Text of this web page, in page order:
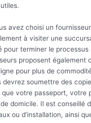
avez choisi un
à visiter une
pour terminer le processus
proposent également
pour plus de
devrez soumettre des
votre passeport, votre
domicile. Il est conseillé
ou d’installation, ainsi